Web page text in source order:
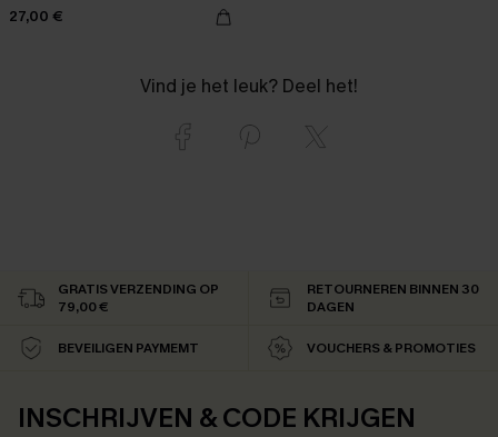
27,00 €
Vind je het leuk? Deel het!
GRATIS VERZENDING OP
79,00 €
RETOURNEREN BINNEN 30
DAGEN
BEVEILIGEN PAYMEMT VOUCHERS & PROMOTIES
INSCHRIJVEN & CODE KRIJGEN